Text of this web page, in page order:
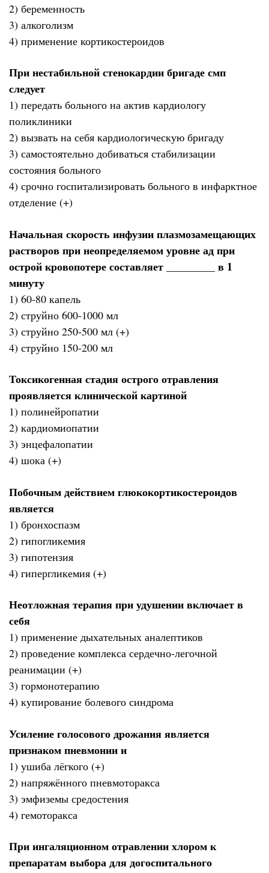
2) беременность
3) алкоголизм
4) применение кортикостероидов
При нестабильной стенокардии бригаде смп
следует
1) передать больного на актив кардиологу
поликлиники
2) вызвать на себя кардиологическую бригаду
3) самостоятельно добиваться стабилизации
состояния больного
4) срочно госпитализировать больного в инфарктное
отделение (+)
Начальная скорость инфузии плазмозамещающих
растворов при неопределяемом уровне ад при
острой кровопотере составляет _________ в 1
минуту
1) 60-80 капель
2) струйно 600-1000 мл
3) струйно 250-500 мл (+)
4) струйно 150-200 мл
Токсикогенная стадия острого отравления
проявляется клинической картиной
1) полинейропатии
2) кардиомиопатии
3) энцефалопатии
4) шока (+)
Побочным действием глюкокортикостероидов
является
1) бронхоспазм
2) гипогликемия
3) гипотензия
4) гипергликемия (+)
Неотложная терапия при удушении включает в
себя
1) применение дыхательных аналептиков
2) проведение комплекса сердечно-легочной
реанимации (+)
3) гормонотерапию
4) купирование болевого синдрома
Усиление голосового дрожания является
признаком пневмонии и
1) ушиба лёгкого (+)
2) напряжённого пневмоторакса
3) эмфиземы средостения
4) гемоторакса
При ингаляционном отравлении хлором к
препаратам выбора для догоспитального